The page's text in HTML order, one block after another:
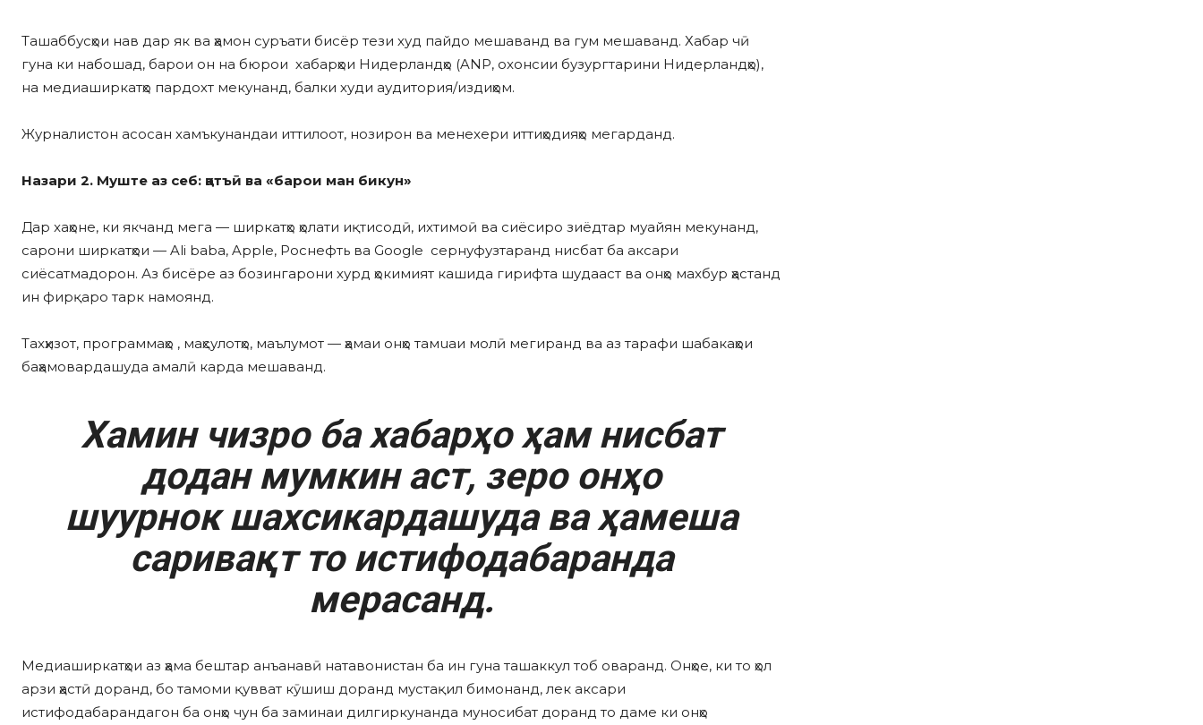
Ташаббусҳои нав дар як ва ҳамон суръати бисёр тези худ пайдо мешаванд ва гум мешаванд. Хабар чӣ
гуна ки набошад, барои он на бюрои хабарҳои Нидерландҳо (ANP, оxонсии бузургтарини Нидерландҳо),
на медиаширкатҳо пардохт мекунанд, балки худи аудитория/издиҳом.
Журналистон асосан xамъкунандаи иттилоот, нозирон ва менеxери иттиҳодияҳо мегарданд.
Назари 2. Муште аз себ: қатъӣ ва «барои ман бикун»
Дар xаҳоне, ки якчанд мега — ширкатҳо ҳолати иқтисодӣ, иxтимоӣ ва сиёсиро зиёдтар муайян мекунанд,
сарони ширкатҳои — Ali baba, Apple, Роснефть ва Google сернуфузтаранд нисбат ба аксари
сиёсатмадорон. Аз бисёре аз бозингарони хурд ҳокимият кашида гирифта шудааст ва онҳо маxбур ҳастанд
ин фирқаро тарк намоянд.
Таxҳизот, программаҳо , маҳсулотҳо, маълумот — ҳамаи онҳо тамuаи молӣ мегиранд ва аз тарафи шабакаҳои
баҳамовардашуда амалӣ карда мешаванд.
Хамин чизро ба хабарҳо ҳам нисбат
додан мумкин аст, зеро онҳо
шуурнок шахсикардашуда ва ҳамеша
саривақт то истифодабаранда
мерасанд.
Медиаширкатҳои аз ҳама бештар анъанавӣ натавонистан ба ин гуна ташаккул тоб оваранд. Онҳое, ки то ҳол
арзи ҳастӣ доранд, бо тамоми қувват кӯшиш доранд мустақил бимонанд, лек аксари
истифодабарандагон ба онҳо чун ба заминаи дилгиркунанда муносибат доранд то даме ки онҳо